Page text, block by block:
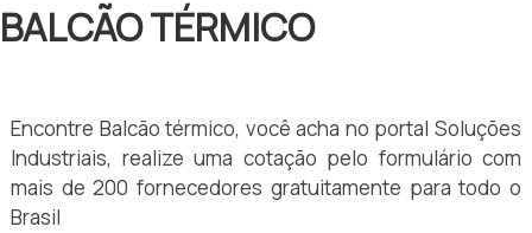
BALCÃO TÉRMICO
Encontre Balcão térmico, você acha no portal Soluções
Industriais, realize uma cotação pelo formulário com
mais de 200 fornecedores gratuitamente para todo o
Brasil